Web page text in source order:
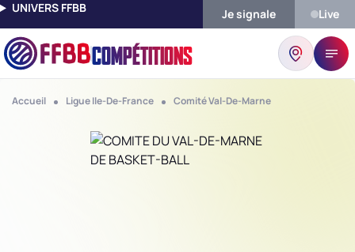
UNIVERS FFBB Je signale Live
COMPÉTITIONS
Accueil Ligue Ile-De-France Comité Val-De-Marne